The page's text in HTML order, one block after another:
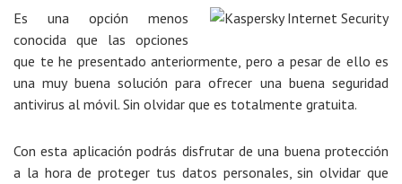
Es una opción menos
conocida que las opciones
que te he presentado anteriormente, pero a pesar de ello es
una muy buena solución para ofrecer una buena seguridad
antivirus al móvil. Sin olvidar que es totalmente gratuita.
Con esta aplicación podrás disfrutar de una buena protección
a la hora de proteger tus datos personales, sin olvidar que